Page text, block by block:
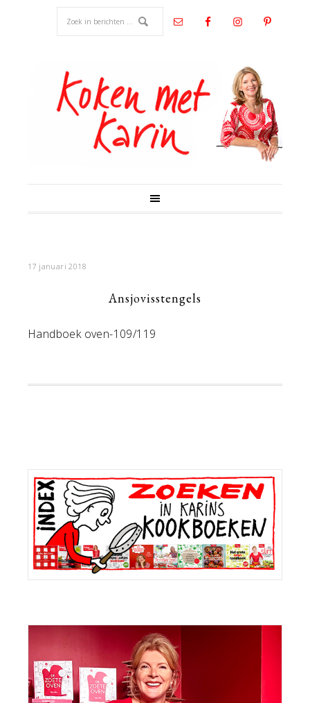
17 januari 2018
Ansjovisstengels
Handboek oven-109/119
Primaire
Sidebar